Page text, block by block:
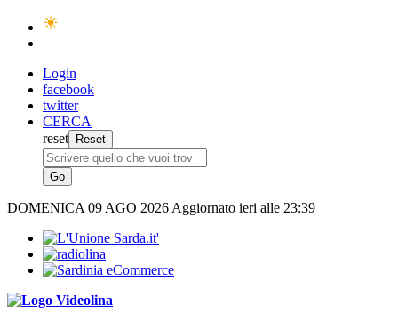
Login
facebook
twitter
CERCA
reset
DOMENICA 09 AGO 2026 Aggiornato ieri alle 23:39